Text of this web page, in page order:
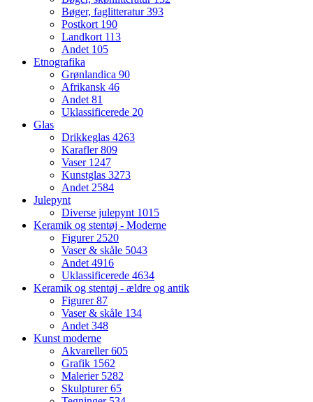
Bøger, faglitteratur393
Postkort 190
Landkort 113
Andet 105
Etnografika
Grønlandica 90
Afrikansk 46
Andet 81
Uklassificerede 20
Glas
Drikkeglas 4263
Karafler809
Vaser 1247
Kunstglas 3273
Andet 2584
Julepynt
Diverse julepynt 1015
Keramik og stentøj - Moderne
Figurer 2520
Vaser & skåle 5043
Andet 4916
Uklassificerede 4634
Keramik og stentøj - ældre og antik
Figurer87
Vaser & skåle 134
Andet 348
Kunst moderne
Akvareller605
Grafik 1562
Malerier 5282
Skulpturer65